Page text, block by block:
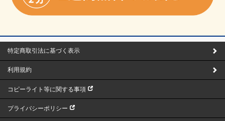
特定商取引法に基づく表示
利用規約
コピーライト等に関する事項
プライバシーポリシー